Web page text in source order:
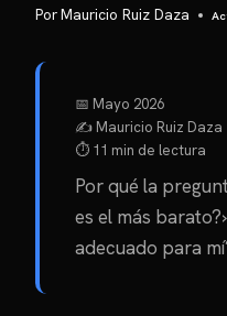
PorMauricio Ruiz Daza
📅 Mayo 2026
✍️ Mauricio Ruiz Daza
⏱️ 11 min de lectura
Por qué la
es el más
adecuado para